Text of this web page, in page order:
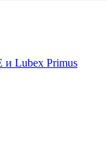
и Lubex Primus